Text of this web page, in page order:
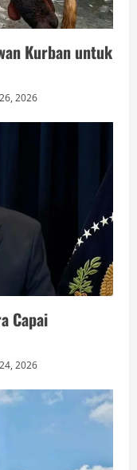
Kurban untuk
2026
Capai
2026